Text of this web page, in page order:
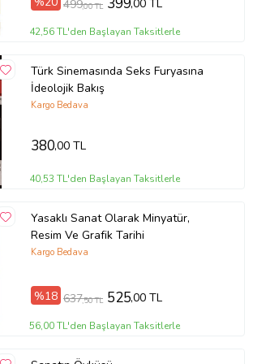
499,00 TL ,00 TL
42,56 TL'den Başlayan Taksitlerle
Türk Sinemasında Seks Furyasına
İdeolojik Bakış
Kargo Bedava
380,00 TL
40,53 TL'den Başlayan Taksitlerle
Yasaklı Sanat Olarak Minyatür,
Resim Ve Grafik Tarihi
Kargo Bedava
%18 637,50 TL 525,00 TL
56,00 TL'den Başlayan Taksitlerle